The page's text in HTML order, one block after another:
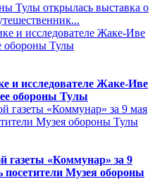
Тулы открылась выставка о
и исследователе Жаке-Иве
обороны Тулы
газеты «Коммунар» за 9
посетители Музея обороны